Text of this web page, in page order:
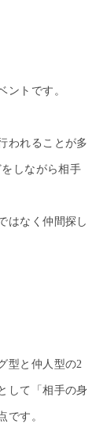
ントです。
われることが多
しながら相手
はなく仲間探し
型と仲人型の2
して「相手の身
です。